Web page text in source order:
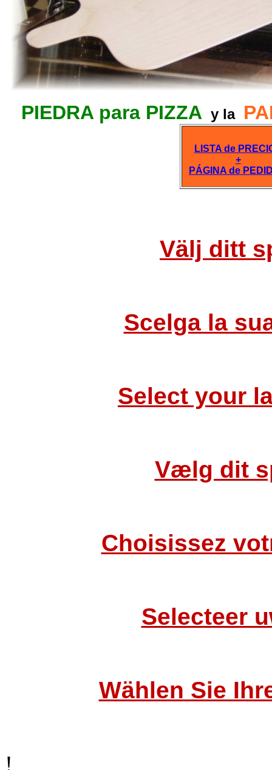
PIEDRA para PIZZA y la
LISTA de
+
PÁGINA de
Välj ditt
Scelga la
Select your
Vælg dit
Choisissez
Selecteer
Wählen Sie
!